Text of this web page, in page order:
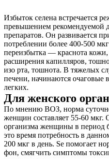
Избыток селена встречается
превышением рекомендуемой
препаратов. Он развивается
потреблении более 400-500
переизбытка — краснота
расширения капилляров,
изо рта, тошнота. В тяжелых
печени, начинаются очаговые
легких.
Для женского
По мнению ВОЗ, норма
женщин составляет 55-60 мкг.
организма женщины в период
это время потребность в
200 мкг в день. Se помогает
фон, смягчить симптомы